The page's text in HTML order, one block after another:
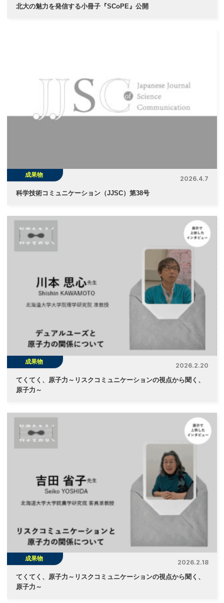
北大の魅力を発信する小冊子『SCoPE』公開
成果物
2026.4.7
科学技術コミュニケーション（JJSC）第38号
成果物
2026.2.20
てくてく、原子力～リスクコミュニケーションの視点から聞く、
原子力～
成果物
2026.2.18
てくてく、原子力～リスクコミュニケーションの視点から聞く、
原子力～